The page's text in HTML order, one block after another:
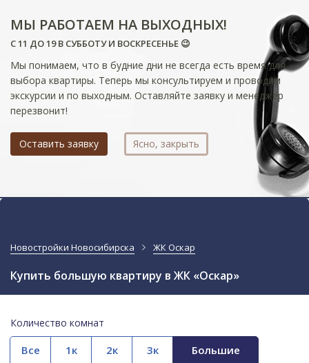
МЫ РАБОТАЕМ НА ВЫХОДНЫХ!
С 11 ДО 19 В СУББОТУ И ВОСКРЕСЕНЬЕ 😉
Мы понимаем, что в будние дни не всегда есть время для
выбора квартиры. Теперь мы консультируем и проводим
экскурсии и по выходным. Оставляйте заявку и менеджер
перезвонит!
Оставить заявку Ясно, закрыть
Новостройки Новосибирска ЖК Оскар
Купить большую квартиру в ЖК «Оскар»
Количество комнат
Все